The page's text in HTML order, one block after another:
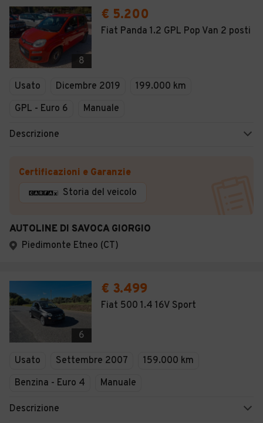
8
€ 5.200
Fiat Panda 1.2 GPL Pop Van 2 posti
Usato Dicembre 2019
199.000 km
GPL - Euro 6
Manuale
Descrizione
Certificazioni e Garanzie
Storia del veicolo
AUTOLINE DI SAVOCA GIORGIO
Piedimonte Etneo (CT)
6
€ 3.499
Fiat 500 1.4 16V Sport
Usato Settembre 2007
159.000 km
Benzina - Euro 4
Manuale
Descrizione